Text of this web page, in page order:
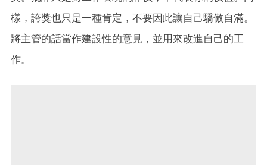
樣，誇獎也只是一種肯定，不要因此讓自己驕傲自滿。
將主管的話當作建設性的意見，並用來改進自己的工
作。